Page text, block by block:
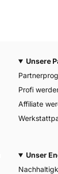
Unsere
Profi
Affiliate
Unser